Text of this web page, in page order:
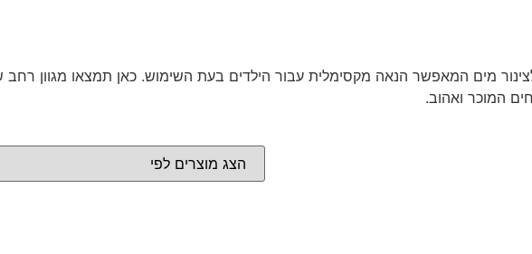
מים המאפשר הנאה מקסימלית עבור הילדים בעת השימוש. כאן תמצאו מגוון רחב